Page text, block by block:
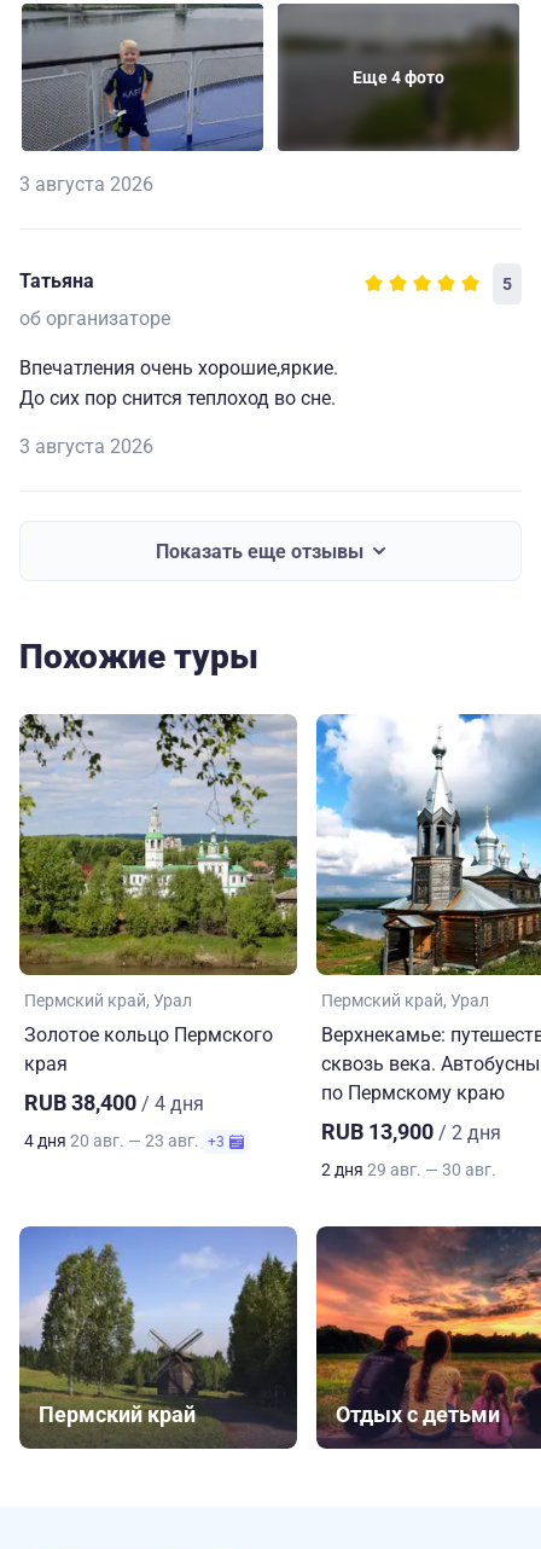
Еще 4 фото
3 августа 2026
Татьяна 5
об организаторе
Впечатления очень хорошие,яркие.
До сих пор снится теплоход во сне.
3 августа 2026
Показать еще отзывы
Похожие туры
Пермский край Урал
Золотое кольцо Пермского
края
RUB 38,400 / 4 дня
4 дня 20 авг. — 23 авг. +3
Пермский край Урал
Верхнекамье:
сквозь века.
по Пермскому краю
RUB 13,900 / 2 дня
2 дня 29 авг. — 30 авг.
Пермский край Отдых с детьми